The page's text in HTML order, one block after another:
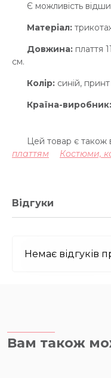
Є можливість
Матеріал:
Довжина: плаття
см.
Колір: синій,
Країна-виробник:
Цей товар є також
платтям
Костюми,
Відгуки
Немає відгуків
Вам також